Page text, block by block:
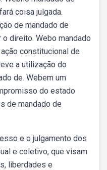
coisa julgada.
de mandado de
direito. Webo mandado
constitucional de
a utilização do
de. Webem um
do estado
de mandado de
e o julgamento dos
e coletivo, que visam
liberdades e